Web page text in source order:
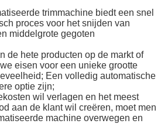
trimmachine biedt een snel
proces voor het snijden van
middelgrote gegoten
de hete producten op de markt of
eisen voor een unieke grootte
Een volledig automatische
optie zijn;
wil verlagen en het meest
aan de klant wil creëren, moet men
machine overwegen en